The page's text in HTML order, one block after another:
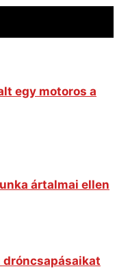
egy motoros a
ártalmai ellen
dróncsapásaikat